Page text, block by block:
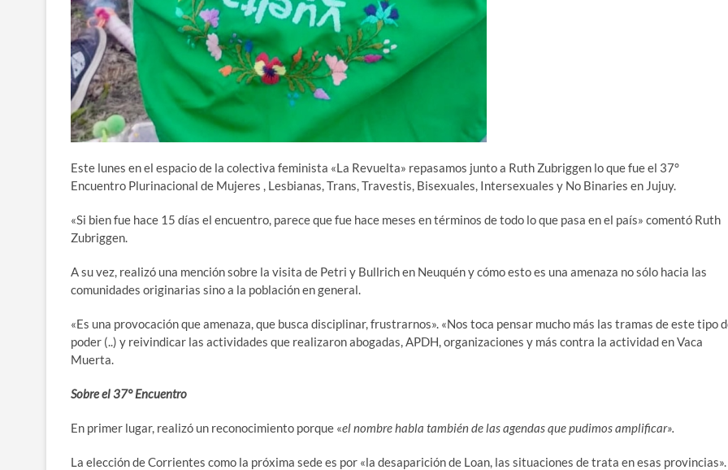
Este lunes en el espacio de la colectiva feminista «La Revuelta» repasamos junto a Ruth Zubriggen lo que fue el 37°
Encuentro Plurinacional de Mujeres , Lesbianas, Trans, Travestis, Bisexuales, Intersexuales y No Binaries en Jujuy.
«Si bien fue hace 15 días el encuentro, parece que fue hace meses en términos de todo lo que pasa en el país» comentó Ruth
Zubriggen.
A su vez, realizó una mención sobre la visita de Petri y Bullrich en Neuquén y cómo esto es una amenaza no sólo hacia las
comunidades originarias sino a la población en general.
«Es una provocación que amenaza, que busca disciplinar, frustrarnos». «Nos toca pensar mucho más las tramas de este tipo
poder (..) y reivindicar las actividades que realizaron abogadas, APDH, organizaciones y más contra la actividad en Vaca
Muerta.
Sobre el 37° Encuentro
En primer lugar, realizó un reconocimiento porque «el nombre habla también de las agendas que pudimos amplificar».
La elección de Corrientes como la próxima sede es por «la desaparición de Loan, las situaciones de trata en esas provincias».